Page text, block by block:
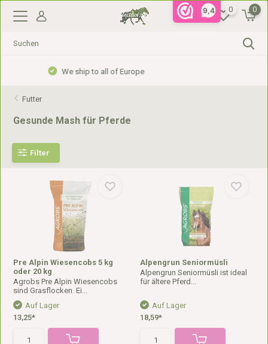
9,4 0 0
Gratis verzending vanaf €99,- in NL, €110,- in BE
Futter
Gesunde Mash für Pferde
Filter
Pre Alpin Wiesencobs 5 kg
oder 20 kg
Agrobs Pre Alpin Wiesencobs
sind Grasflocken. Ei...
Auf Lager
13,25*
Alpengrun Seniormüsli
Alpengrun Seniormüsli ist ideal
für ältere Pferd...
Auf Lager
18,59*